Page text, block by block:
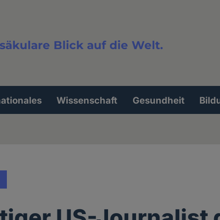
Blick auf die Welt.
Wissenschaft Gesundheit